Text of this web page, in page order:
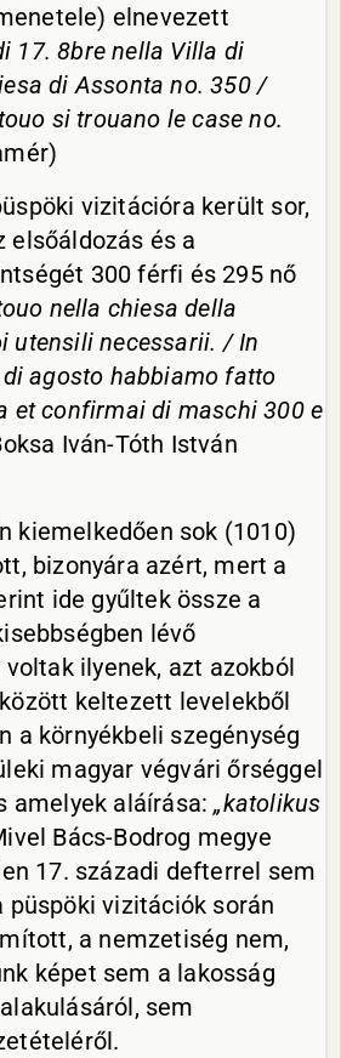
elnevezett
17. 8bre nella Villa di
di Assonta no. 350 /
si trouano le case no.
vizitációra került sor,
elsőáldozás és a
300 férfi és 295 nő
nella chiesa della
utensili necessarii. / In
agosto habbiamo fatto
et confirmai di maschi 300 e
Iván-Tóth István
kiemelkedően sok (1010)
bizonyára azért, mert a
ide gyűltek össze a
lévő
ilyenek, azt azokból
között keltezett levelekből
a környékbeli szegénység
magyar végvári őrséggel
amelyek aláírása:„katolikus
Bács-Bodrog megye
17. századi defterrel sem
püspöki vizitációk során
a nemzetiség nem,
képet sem a lakosság
sem